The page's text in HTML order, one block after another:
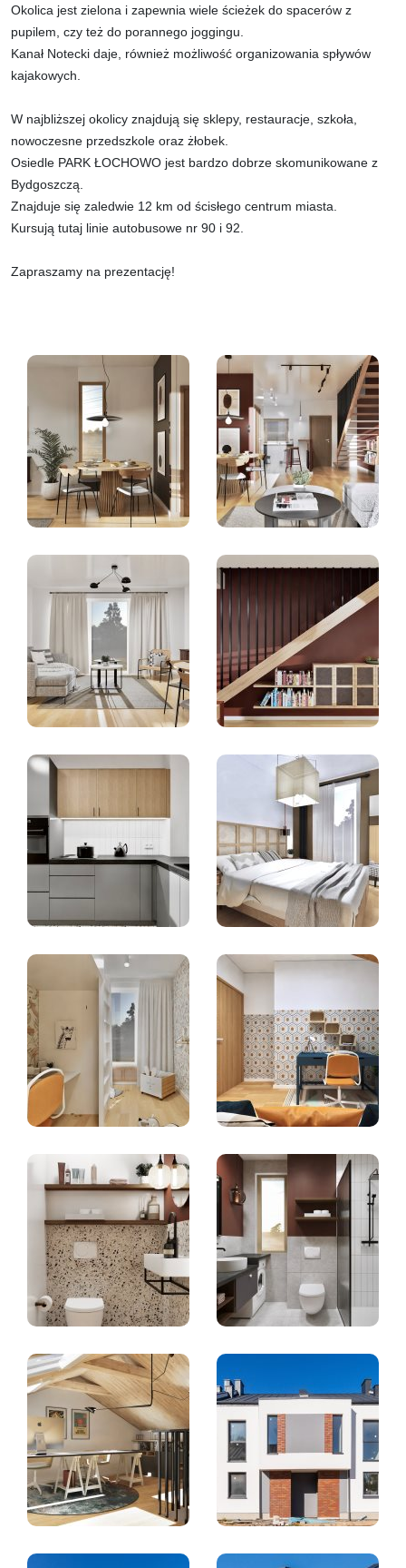
Okolica jest zielona i zapewnia wiele ścieżek do spacerów z
pupilem, czy też do porannego joggingu.
Kanał Notecki daje, również możliwość organizowania spływów
kajakowych.
W najbliższej okolicy znajdują się sklepy, restauracje, szkoła,
nowoczesne przedszkole oraz żłobek.
Osiedle PARK ŁOCHOWO jest bardzo dobrze skomunikowane z
Bydgoszczą.
Znajduje się zaledwie 12 km od ścisłego centrum miasta.
Kursują tutaj linie autobusowe nr 90 i 92.
Zapraszamy na prezentację!